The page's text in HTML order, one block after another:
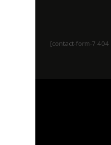
[contact-form-7